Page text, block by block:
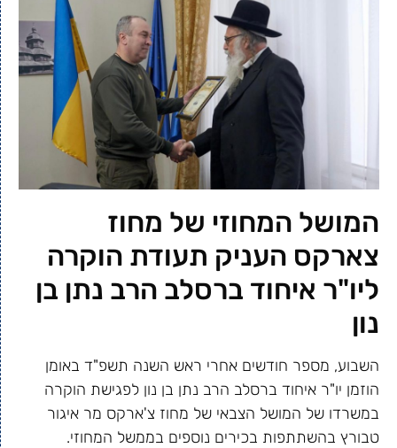
המושל המחוזי של מחוז
צארקס העניק תעודת הוקרה
ליו"ר איחוד ברסלב הרב נתן בן
נון
השבוע, מספר חודשים אחרי ראש השנה תשפ"ד באומן
הוזמן יו"ר איחוד ברסלב הרב נתן בן נון לפגישת הוקרה
במשרדו של המושל הצבאי של מחוז צ'ארקס מר איגור
טבורץ בהשתתפות בכירים נוספים בממשל המחוזי.